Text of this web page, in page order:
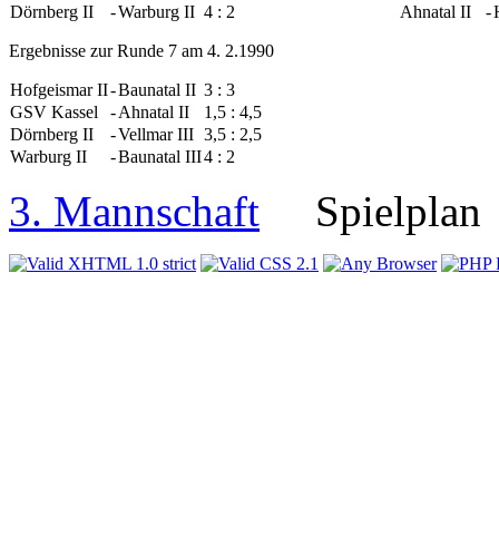
Dörnberg II
-Warburg II 4 : 2
Ahnatal II
-
Ergebnisse zur Runde 7 am 4. 2.1990
Hofgeismar II-Baunatal II 3 : 3
GSV Kassel
-Ahnatal II
1,5 : 4,5
Dörnberg II
-Vellmar III 3,5 : 2,5
Warburg II
-Baunatal III4 : 2
3. Mannschaft